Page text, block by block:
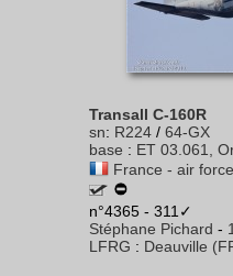
Transall C-160R
sn: R224 / 64-GX
base : ET 03.061,
France - air force
n°4365 - 311✓
Stéphane Pichard -
LFRG : Deauville